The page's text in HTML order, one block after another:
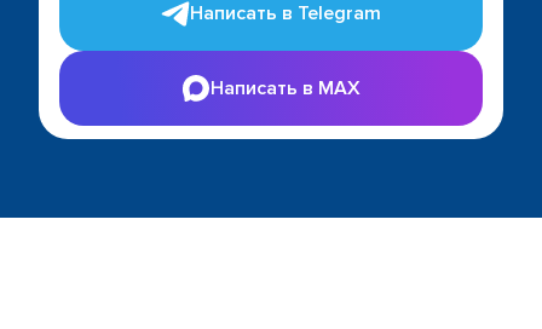
Написать в Telegram
Написать в MAX